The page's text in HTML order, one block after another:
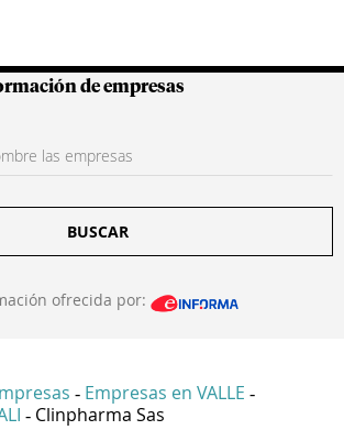
Colombianas
de empresas
BUSCAR
ofrecida por:
- Empresas en VALLE -
- Clinpharma Sas